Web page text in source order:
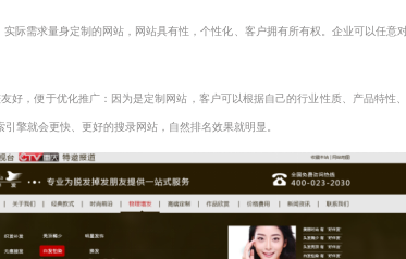
实际需求量身定制的网站，网站具有性，个性化、客户拥有所有权。企业可以任意
好，便于优化推广：因为是定制网站，客户可以根据自己的行业性质、产品特性
擎就会更快、更好的搜录网站，自然排名效果就明显。